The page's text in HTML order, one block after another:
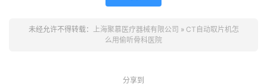
未经允许不得转载： 上海聚慕医疗器械有限公司 » CT自动取片机怎
么用偷听骨科医院
分享到